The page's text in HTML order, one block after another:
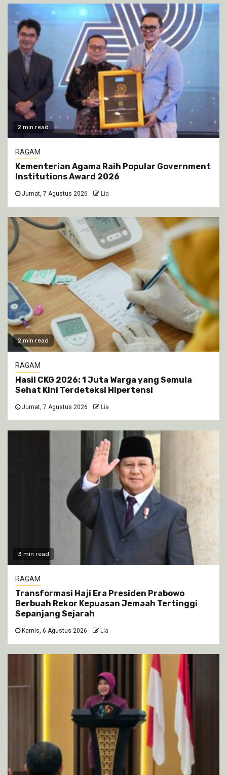
2 min read
RAGAM
Kementerian Agama Raih Popular Government
Institutions Award 2026
Jumat, 7 Agustus 2026 Lia
2 min read
RAGAM
Hasil CKG 2026: 1 Juta Warga yang Semula
Sehat Kini Terdeteksi Hipertensi
Jumat, 7 Agustus 2026 Lia
3 min read
RAGAM
Transformasi Haji Era Presiden Prabowo
Berbuah Rekor Kepuasan Jemaah Tertinggi
Sepanjang Sejarah
Kamis, 6 Agustus 2026 Lia